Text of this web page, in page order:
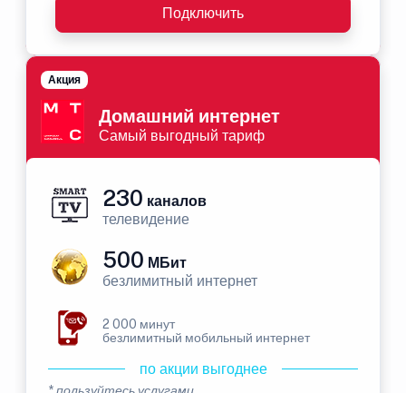
Подключить
Домашний интернет
Самый выгодный тариф
Акция
230 каналов
телевидение
500 МБит
безлимитный интернет
2 000 минут
безлимитный мобильный интернет
по акции выгоднее
* пользуйтесь услугами